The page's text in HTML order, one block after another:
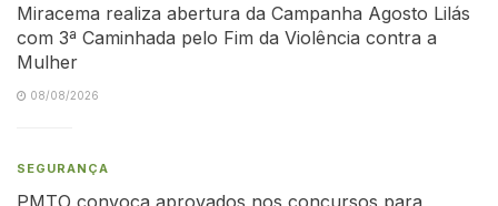
Miracema realiza abertura da Campanha Agosto Lilás
com 3ª Caminhada pelo Fim da Violência contra a
Mulher
08/08/2026
SEGURANÇA
PMTO convoca aprovados nos concursos para